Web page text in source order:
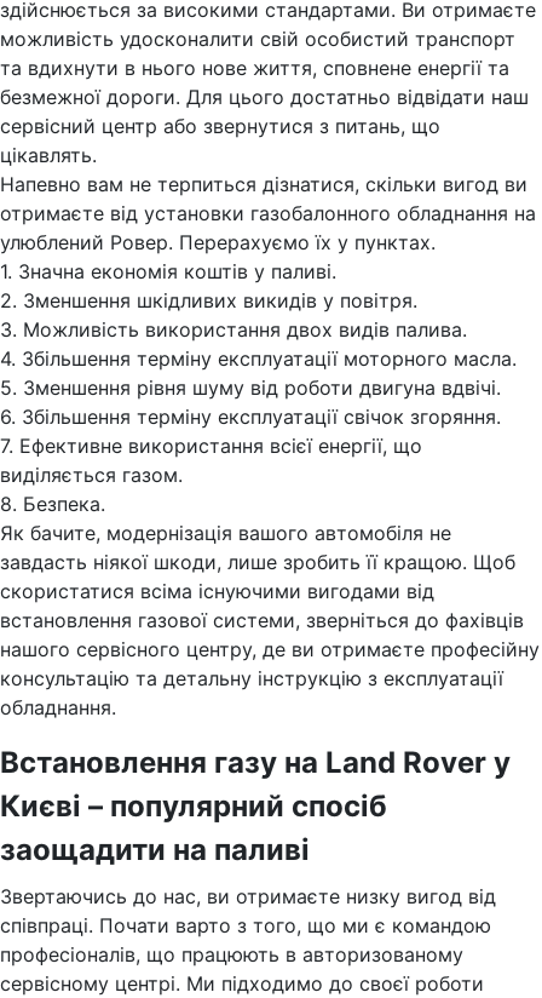
здійснюється за високими стандартами. Ви отримаєте
можливість удосконалити свій особистий транспорт
та вдихнути в нього нове життя, сповнене енергії та
безмежної дороги. Для цього достатньо відвідати наш
сервісний центр або звернутися з питань, що
цікавлять.
Напевно вам не терпиться дізнатися, скільки вигод ви
отримаєте від установки газобалонного обладнання на
улюблений Ровер. Перерахуємо їх у пунктах.
1. Значна економія коштів у паливі.
2. Зменшення шкідливих викидів у повітря.
3. Можливість використання двох видів палива.
4. Збільшення терміну експлуатації моторного масла.
5. Зменшення рівня шуму від роботи двигуна вдвічі.
6. Збільшення терміну експлуатації свічок згоряння.
7. Ефективне використання всієї енергії, що
виділяється газом.
8. Безпека.
Як бачите, модернізація вашого автомобіля не
завдасть ніякої шкоди, лише зробить її кращою. Щоб
скористатися всіма існуючими вигодами від
встановлення газової системи, зверніться до фахівців
нашого сервісного центру, де ви отримаєте професійну
консультацію та детальну інструкцію з експлуатації
обладнання.
Встановлення газу на Land Rover у
Києві – популярний спосіб
заощадити на паливі
Звертаючись до нас, ви отримаєте низку вигод від
співпраці. Почати варто з того, що ми є командою
професіоналів, що працюють в авторизованому
сервісному центрі. Ми підходимо до своєї роботи